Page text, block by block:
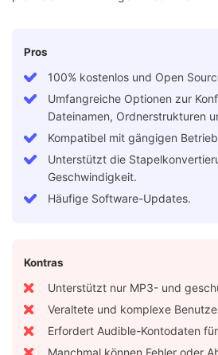
Pros
100% kostenlos und Open
Umfangreiche Optionen zur
Dateinamen, Ordnerstrukturen
Kompatibel mit gängigen
Unterstützt die
Geschwindigkeit.
Häufige Software-Updates.
Kontras
Unterstützt nur MP3- und
Veraltete und komplexe
Erfordert Audible-Kontodaten